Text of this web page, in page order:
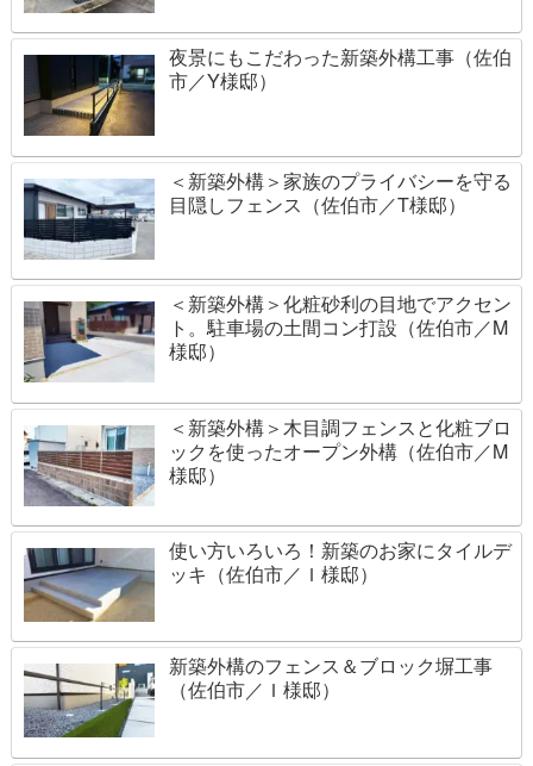
夜景にもこだわった新築外構工事（佐伯
市／Y様邸）
＜新築外構＞家族のプライバシーを守る
目隠しフェンス（佐伯市／T様邸）
＜新築外構＞化粧砂利の目地でアクセン
ト。駐車場の土間コン打設（佐伯市／M
様邸）
＜新築外構＞木目調フェンスと化粧ブロ
ックを使ったオープン外構（佐伯市／M
様邸）
使い方いろいろ！新築のお家にタイルデ
ッキ（佐伯市／Ｉ様邸）
新築外構のフェンス＆ブロック塀工事
（佐伯市／Ｉ様邸）